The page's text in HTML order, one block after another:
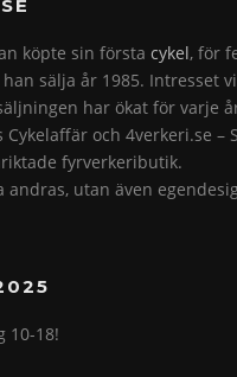
köpte sin förstacykel, för
sälja år 1985. Intresset
har ökat för varje
Cykelaffär och 4verkeri.se –
fyrverkeributik.
utan även
10-18!